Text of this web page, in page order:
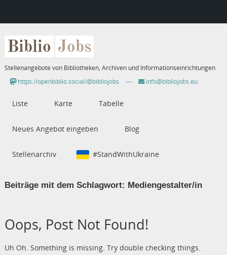
Biblio Jobs
Stellenangebote von Bibliotheken, Archiven und Informationseinrichtungen
https://openbiblio.social/@bibliojobs
— info@bibliojobs.eu
Liste Karte Tabelle
Neues Angebot eingeben Blog
Stellenarchiv #StandWithUkraine
Beiträge mit dem Schlagwort: Mediengestalter/in
Oops, Post Not Found!
Uh Oh. Something is missing. Try double checking things.